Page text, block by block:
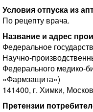
Условия отпуска из
По рецепту врача.
Название и адрес
Федеральное
Научно-
Федерального медико-
«Фармзащита»)
141400, г. Химки,
Претензии